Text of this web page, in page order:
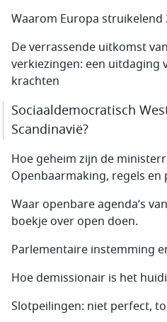
Waarom Europa struikelend
De verrassende uitkomst
verkiezingen: een uitdaging
krachten
Sociaaldemocratisch
Scandinavië?
Hoe geheim zijn de
Openbaarmaking, regels en
Waar openbare agenda’s
boekje over open doen.
Parlementaire instemming
Hoe demissionair is het
Slotpeilingen: niet perfect,